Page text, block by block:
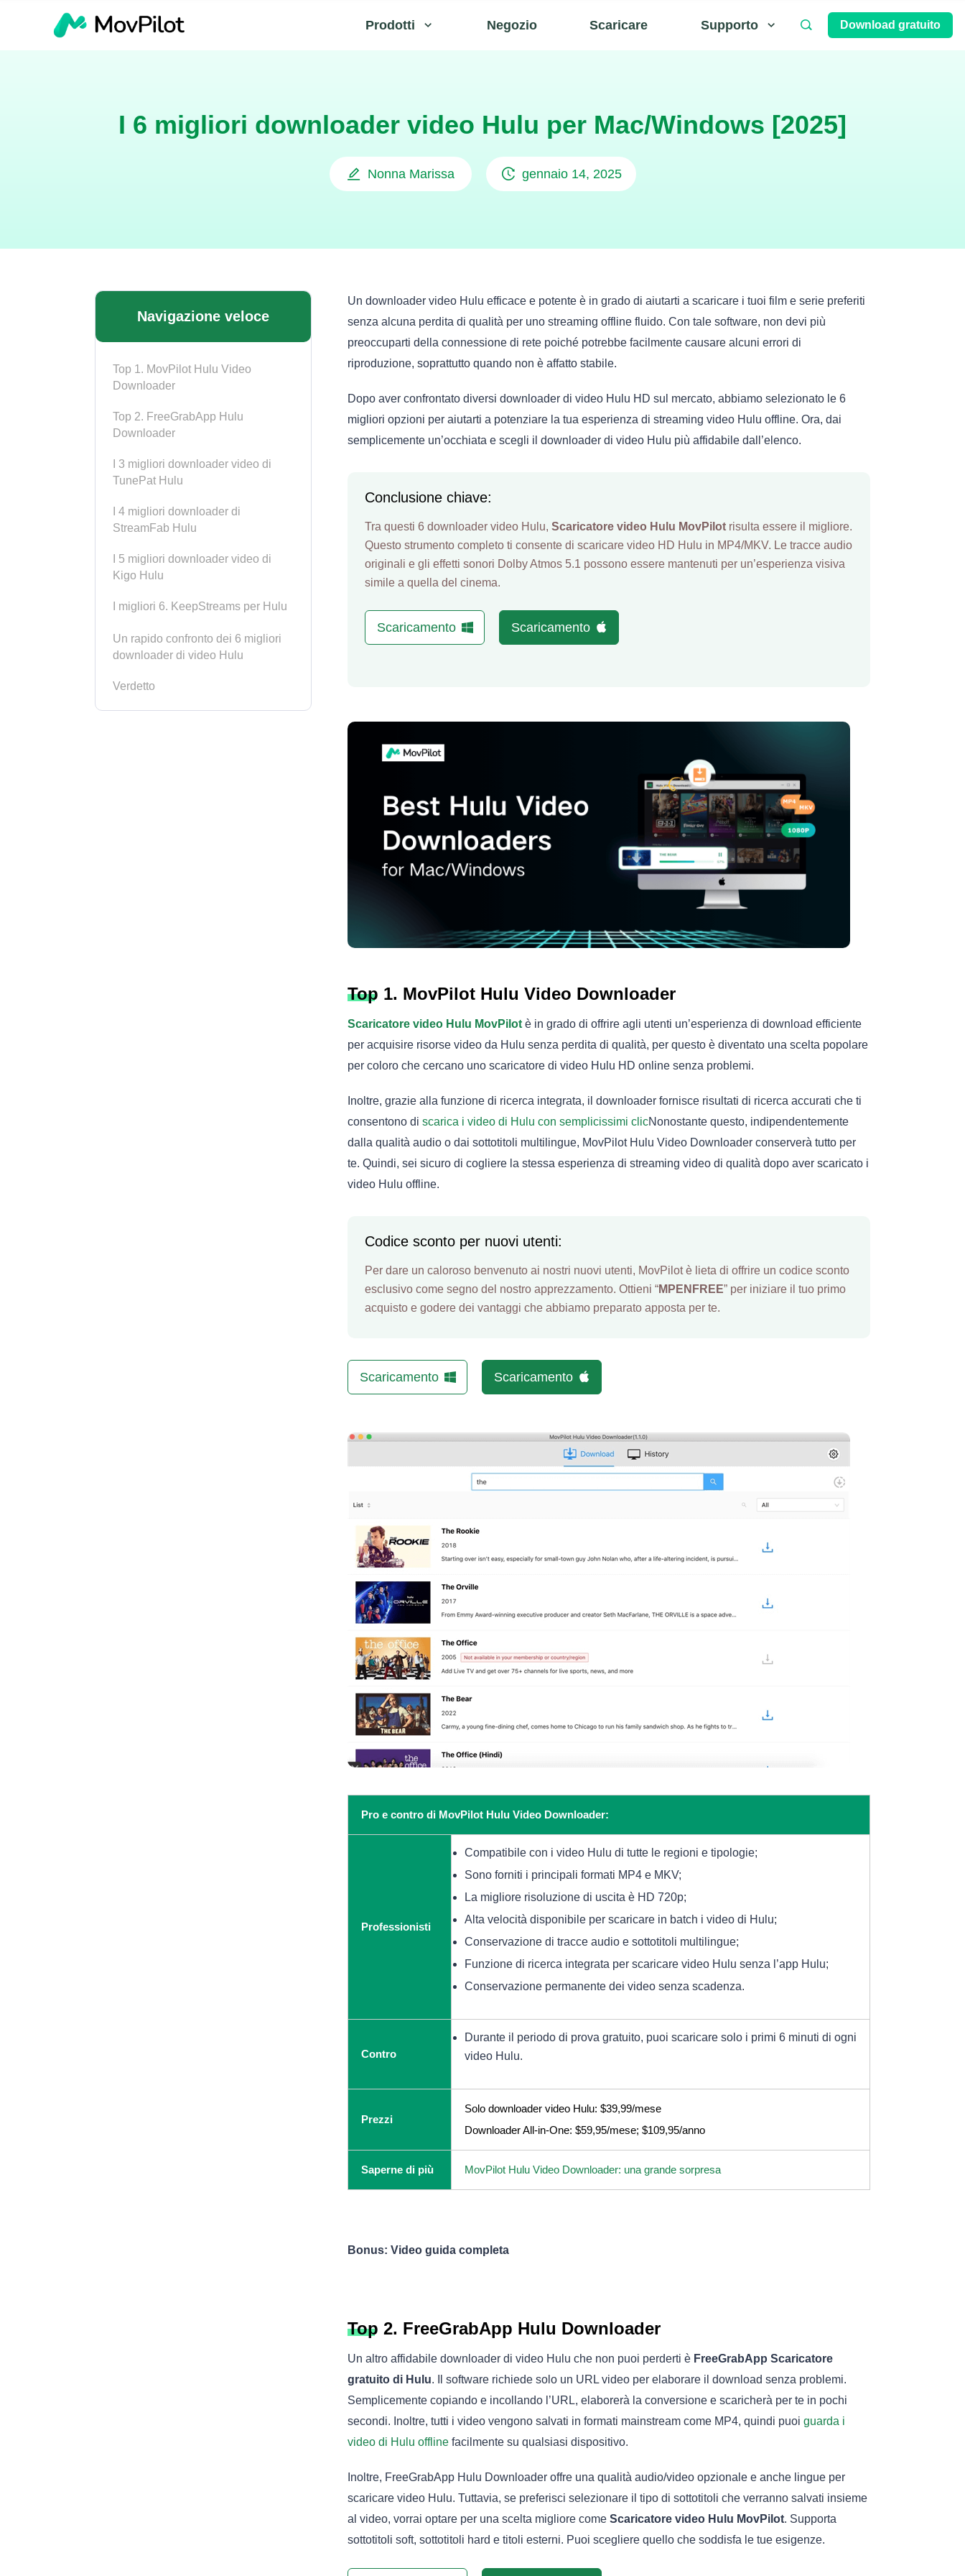
Prodotti Negozio Scaricare Supporto Download gratuito
I 6 migliori downloader video Hulu per Mac/Windows [2025]
Nonna Marissa gennaio 14, 2025
Navigazione veloce
Top 1. MovPilot Hulu Video
Downloader
Top 2. FreeGrabApp Hulu
Downloader
I 3 migliori downloader video di
TunePat Hulu
I 4 migliori downloader di
StreamFab Hulu
I 5 migliori downloader video di
Kigo Hulu
I migliori 6. KeepStreams per Hulu
Un rapido confronto dei 6 migliori
downloader di video Hulu
Verdetto
Un downloader video Hulu efficace e potente è in grado di aiutarti a scaricare i tuoi film e serie preferiti
senza alcuna perdita di qualità per uno streaming offline fluido. Con tale software, non devi più
preoccuparti della connessione di rete poiché potrebbe facilmente causare alcuni errori di
riproduzione, soprattutto quando non è affatto stabile.
Dopo aver confrontato diversi downloader di video Hulu HD sul mercato, abbiamo selezionato le 6
migliori opzioni per aiutarti a potenziare la tua esperienza di streaming video Hulu offline. Ora, dai
semplicemente un’occhiata e scegli il downloader di video Hulu più affidabile dall’elenco.
Conclusione chiave:
Tra questi 6 downloader video Hulu, Scaricatore video Hulu MovPilot risulta essere il migliore.
Questo strumento completo ti consente di scaricare video HD Hulu in MP4/MKV. Le tracce audio
originali e gli effetti sonori Dolby Atmos 5.1 possono essere mantenuti per un’esperienza visiva
simile a quella del cinema.
Scaricamento Scaricamento
Top 1. MovPilot Hulu Video Downloader
Scaricatore video Hulu MovPilot è in grado di offrire agli utenti un’esperienza di download efficiente
per acquisire risorse video da Hulu senza perdita di qualità, per questo è diventato una scelta popolare
per coloro che cercano uno scaricatore di video Hulu HD online senza problemi.
Inoltre, grazie alla funzione di ricerca integrata, il downloader fornisce risultati di ricerca accurati che ti
consentono di scarica i video di Hulu con semplicissimi clicNonostante questo, indipendentemente
dalla qualità audio o dai sottotitoli multilingue, MovPilot Hulu Video Downloader conserverà tutto per
te. Quindi, sei sicuro di cogliere la stessa esperienza di streaming video di qualità dopo aver scaricato i
video Hulu offline.
Codice sconto per nuovi utenti:
Per dare un caloroso benvenuto ai nostri nuovi utenti, MovPilot è lieta di offrire un codice sconto
esclusivo come segno del nostro apprezzamento. Ottieni “MPENFREE” per iniziare il tuo primo
acquisto e godere dei vantaggi che abbiamo preparato apposta per te.
Scaricamento Scaricamento
Pro e contro di MovPilot Hulu Video Downloader:
Professionisti
Compatibile con i video Hulu di tutte le regioni e tipologie;
Sono forniti i principali formati MP4 e MKV;
La migliore risoluzione di uscita è HD 720p;
Alta velocità disponibile per scaricare in batch i video di Hulu;
Conservazione di tracce audio e sottotitoli multilingue;
Funzione di ricerca integrata per scaricare video Hulu senza l’app Hulu;
Conservazione permanente dei video senza scadenza.
Contro
Durante il periodo di prova gratuito, puoi scaricare solo i primi 6 minuti di ogni
video Hulu.
Prezzi
Solo downloader video Hulu: $39,99/mese
Downloader All-in-One: $59,95/mese; $109,95/anno
Saperne di più MovPilot Hulu Video Downloader: una grande sorpresa
Bonus: Video guida completa
Top 2. FreeGrabApp Hulu Downloader
Un altro affidabile downloader di video Hulu che non puoi perderti è FreeGrabApp Scaricatore
gratuito di Hulu. Il software richiede solo un URL video per elaborare il download senza problemi.
Semplicemente copiando e incollando l’URL, elaborerà la conversione e scaricherà per te in pochi
secondi. Inoltre, tutti i video vengono salvati in formati mainstream come MP4, quindi puoi guarda i
video di Hulu offline facilmente su qualsiasi dispositivo.
Inoltre, FreeGrabApp Hulu Downloader offre una qualità audio/video opzionale e anche lingue per
scaricare video Hulu. Tuttavia, se preferisci selezionare il tipo di sottotitoli che verranno salvati insieme
al video, vorrai optare per una scelta migliore come Scaricatore video Hulu MovPilot. Supporta
sottotitoli soft, sottotitoli hard e titoli esterni. Puoi scegliere quello che soddisfa le tue esigenze.